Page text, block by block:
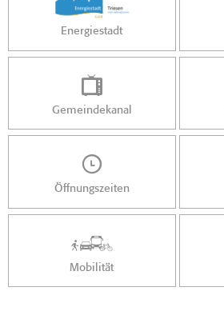
Energiestadt
Gemeindekanal
Öffnungszeiten
Mobilität